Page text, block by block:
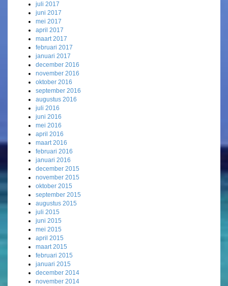
juli 2017
juni 2017
mei 2017
april 2017
maart 2017
februari 2017
januari 2017
december 2016
november 2016
oktober 2016
september 2016
augustus 2016
juli 2016
juni 2016
mei 2016
april 2016
maart 2016
februari 2016
januari 2016
december 2015
november 2015
oktober 2015
september 2015
augustus 2015
juli 2015
juni 2015
mei 2015
april 2015
maart 2015
februari 2015
januari 2015
december 2014
november 2014